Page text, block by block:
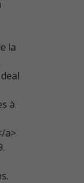
la
à
a>